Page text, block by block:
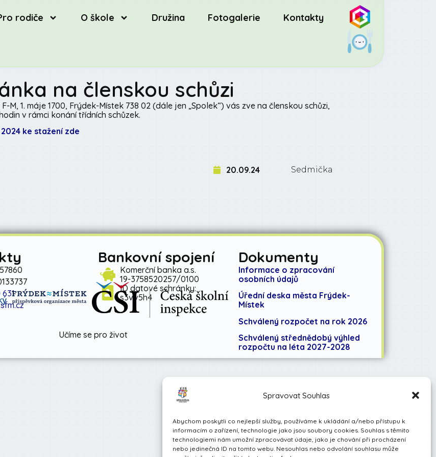
Spravovat Souhlas
Abychom poskytli co nejlepší služby, používáme k ukládání a/nebo přístupu k
informacím o zařízení, technologie jako jsou soubory cookies. Souhlas s těmito
technologiemi nám umožní zpracovávat údaje, jako je chování při procházení
nebo jedinečná ID na tomto webu. Nesouhlas nebo odvolání souhlasu může
rodiče O škole Družina Fotogalerie Kontakty
na členskou schůzi
M, 1. máje 1700, Frýdek-Místek 738 02 (dále jen „Spolek“) vás zve na členskou schůzi,
v rámci konání třídních schůzek.
ke stažení zde
20.09.24 Sedmička
631
Bankovní spojení
Komerční banka a.s.
19-3758520257/0100
ID datové schránky:
s3vv5h4
Dokumenty
Informace o zpracování
osobních údajů
Úřední deska města Frýdek-
Místek
Schválený rozpočet na rok 2026
Schválený střednědobý výhled
rozpočtu na léta 2027-2028
Učíme se pro život